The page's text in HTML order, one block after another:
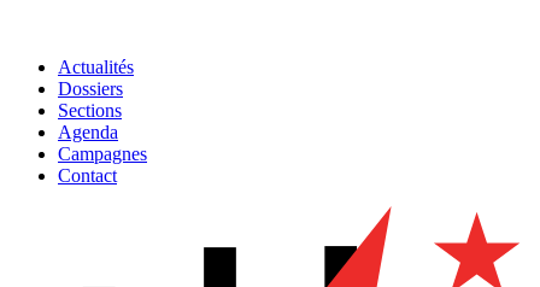
Actualités
Dossiers
Sections
Agenda
Campagnes
Contact